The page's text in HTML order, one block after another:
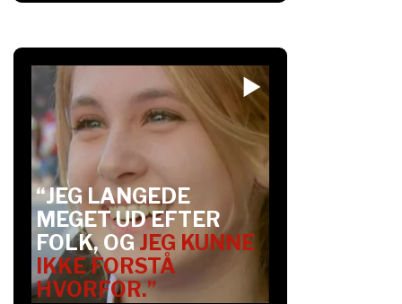
“JEG LANGEDE
MEGET UD EFTER
FOLK, OGJEG KUNNE
IKKE FORSTÅ
HVORFOR.”